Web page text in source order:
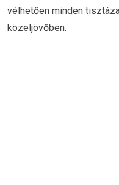
vélhetően minden
közeljövőben.